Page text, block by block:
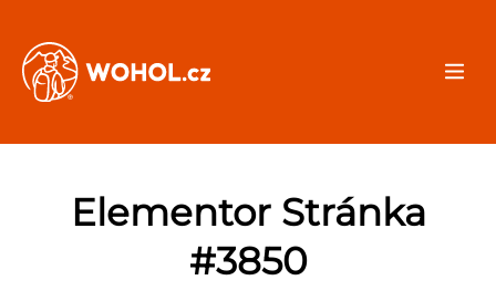
Elementor Stránka
#3850